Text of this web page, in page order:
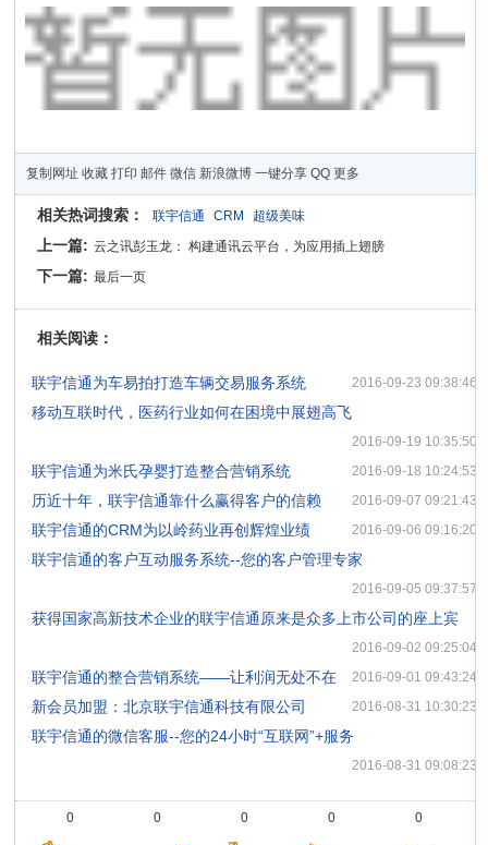
复制网址 收藏 打印 邮件 微信 新浪微博 一键分享 QQ 更多
相关热词搜索： 联宇信通 CRM 超级美味
上一篇: 云之讯彭玉龙： 构建通讯云平台，为应用插上翅膀
下一篇: 最后一页
相关阅读：
·联宇信通为车易拍打造车辆交易服务系统 2016-09-23 09:38:46
·移动互联时代，医药行业如何在困境中展翅高飞
2016-09-19 10:35:50
·联宇信通为米氏孕婴打造整合营销系统 2016-09-18 10:24:53
· 历近十年，联宇信通靠什么赢得客户的信赖 2016-09-07 09:21:43
·联宇信通的CRM为以岭药业再创辉煌业绩 2016-09-06 09:16:20
·联宇信通的客户互动服务系统--您的客户管理专家
2016-09-05 09:37:57
·获得国家高新技术企业的联宇信通原来是众多上市公司的座上宾
2016-09-02 09:25:04
·联宇信通的整合营销系统——让利润无处不在 2016-09-01 09:43:24
·新会员加盟：北京联宇信通科技有限公司 2016-08-31 10:30:23
·联宇信通的微信客服--您的24小时“互联网”+服务
2016-08-31 09:08:23
0 0 0 0 0